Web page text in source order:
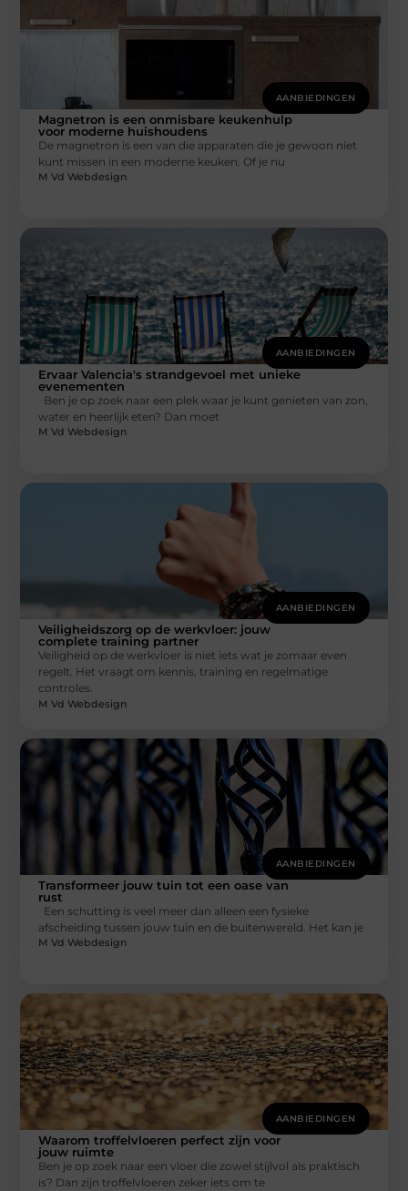
AANBIEDINGEN
Magnetron is een onmisbare keukenhulp
voor moderne huishoudens
De magnetron is een van die apparaten die je gewoon niet
kunt missen in een moderne keuken. Of je nu
M Vd Webdesign
AANBIEDINGEN
Ervaar Valencia's strandgevoel met unieke
evenementen
Ben je op zoek naar een plek waar je kunt genieten van zon,
water en heerlijk eten? Dan moet
M Vd Webdesign
AANBIEDINGEN
Veiligheidszorg op de werkvloer: jouw
complete training partner
Veiligheid op de werkvloer is niet iets wat je zomaar even
regelt. Het vraagt om kennis, training en regelmatige
controles.
M Vd Webdesign
AANBIEDINGEN
Transformeer jouw tuin tot een oase van
rust
Een schutting is veel meer dan alleen een fysieke
afscheiding tussen jouw tuin en de buitenwereld. Het kan je
M Vd Webdesign
AANBIEDINGEN
Waarom troffelvloeren perfect zijn voor
jouw ruimte
Ben je op zoek naar een vloer die zowel stijlvol als praktisch
is? Dan zijn troffelvloeren zeker iets om te